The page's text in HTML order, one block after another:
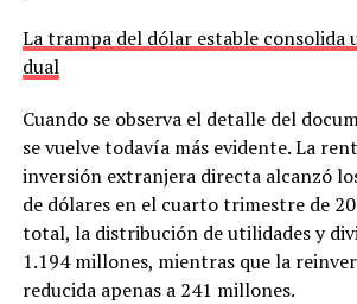
La trampa del dólar estable consolida
dual
Cuando se observa el detalle del
se vuelve todavía más evidente. La
inversión extranjera directa alcanzó
de dólares en el cuarto trimestre de
total, la distribución de utilidades y
1.194 millones, mientras que la
reducida apenas a 241 millones.